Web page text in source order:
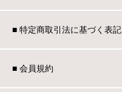
■ 特定商取引法に基づく表記
■ 会員規約